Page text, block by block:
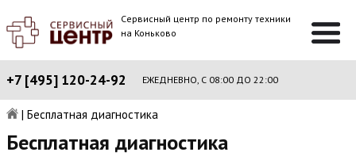
Сервисный центр по ремонту техники
на Коньково
+7 [495] 120-24-92 ЕЖЕДНЕВНО, С 08:00 ДО 22:00
| Бесплатная диагностика
Бесплатная диагностика